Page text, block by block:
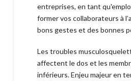
entreprises, en tant
former vos collaborateurs à
bons gestes et des bonnes
Les troubles
affectent le dos et les
inférieurs. Enjeu majeur en